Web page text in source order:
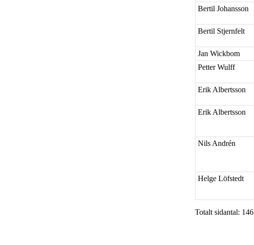
Bertil Johansson
Bertil Stjernfelt
Jan Wickbom
Petter Wulff
Erik Albertsson
Erik Albertsson
Nils Andrén
Helge Löfstedt
Totalt sidantal: 146